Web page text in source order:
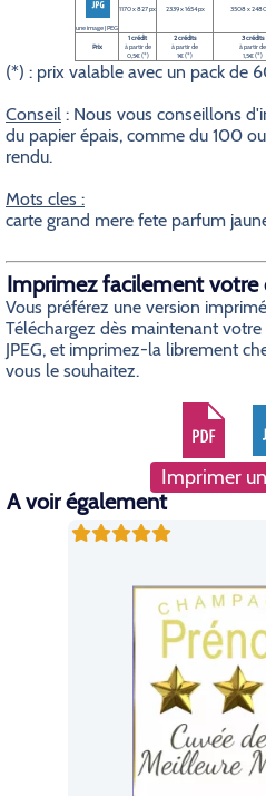
une image JPEG
1170 x 827 px 2339 x 1654 px 3508 x
Prix
1 crédit
à partir de
0,5€ (*)
2 crédits
à partir de
1€ (*)
3 crédits
à partir de
1,5€ (*)
(*) : prix valable avec un pack de
Conseil : Nous vous conseillons
du papier épais, comme du 100
rendu.
Mots cles :
carte grand mere fete parfum
Imprimez facilement votre
Vous préférez une version
Téléchargez dès maintenant
JPEG, et imprimez-la librement
vous le souhaitez.
Imprimer
A voir également